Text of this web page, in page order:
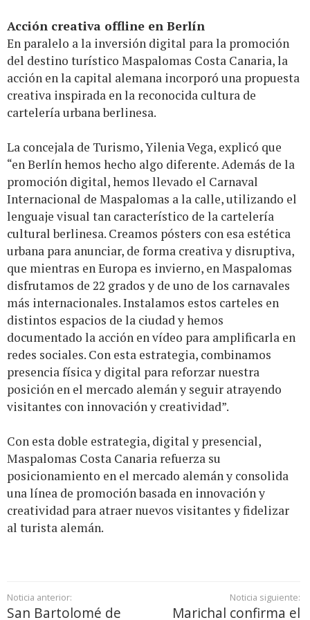
Acción creativa offline en Berlín
En paralelo a la inversión digital para la promoción
del destino turístico Maspalomas Costa Canaria, la
acción en la capital alemana incorporó una propuesta
creativa inspirada en la reconocida cultura de
cartelería urbana berlinesa.
La concejala de Turismo, Yilenia Vega, explicó que
“en Berlín hemos hecho algo diferente. Además de la
promoción digital, hemos llevado el Carnaval
Internacional de Maspalomas a la calle, utilizando el
lenguaje visual tan característico de la cartelería
cultural berlinesa. Creamos pósters con esa estética
urbana para anunciar, de forma creativa y disruptiva,
que mientras en Europa es invierno, en Maspalomas
disfrutamos de 22 grados y de uno de los carnavales
más internacionales. Instalamos estos carteles en
distintos espacios de la ciudad y hemos
documentado la acción en vídeo para amplificarla en
redes sociales. Con esta estrategia, combinamos
presencia física y digital para reforzar nuestra
posición en el mercado alemán y seguir atrayendo
visitantes con innovación y creatividad”.
Con esta doble estrategia, digital y presencial,
Maspalomas Costa Canaria refuerza su
posicionamiento en el mercado alemán y consolida
una línea de promoción basada en innovación y
creatividad para atraer nuevos visitantes y fidelizar
al turista alemán.
Noticia anterior:
San Bartolomé de
Noticia siguiente:
Marichal confirma el